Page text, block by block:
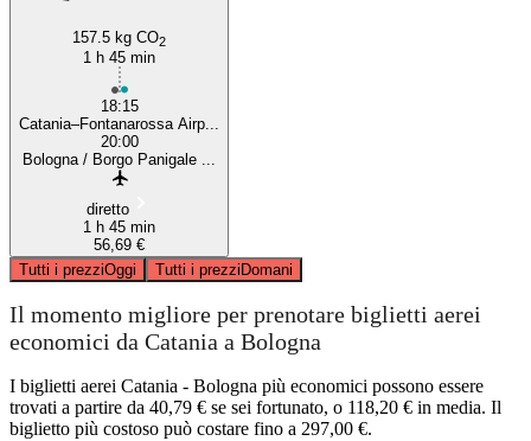
157.5 kg CO2
1 h 45 min
18:15
Catania–Fontanarossa Airp...
20:00
Bologna / Borgo Panigale ...
diretto
1 h 45 min
56,69 €
Tutti i prezziOggi Tutti i prezziDomani
Il momento migliore per prenotare biglietti aerei
economici da Catania a Bologna
I biglietti aerei Catania - Bologna più economici possono essere
trovati a partire da 40,79 € se sei fortunato, o 118,20 € in media. Il
biglietto più costoso può costare fino a 297,00 €.